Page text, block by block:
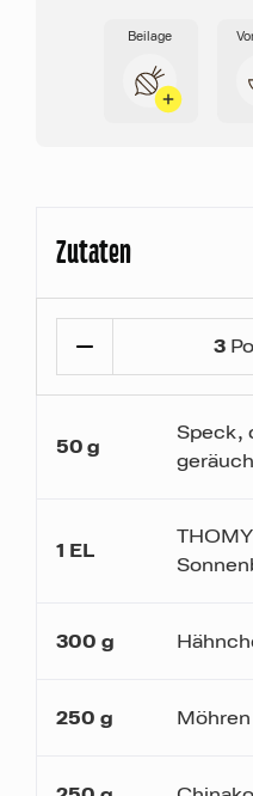
Beilage
Zutaten
3
50 g
1 EL
300 g
250 g
Speck,
Möhren